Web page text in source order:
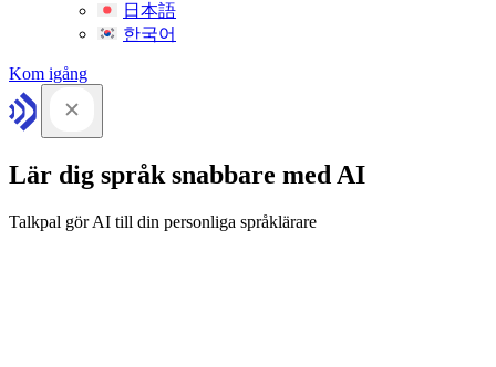
日本語
한국어
Kom igång
Lär dig språk snabbare med AI
Talkpal gör AI till din personliga språklärare